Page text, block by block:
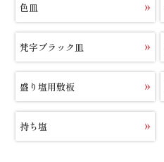
色皿
梵字ブラック皿
盛り塩用敷板
持ち塩